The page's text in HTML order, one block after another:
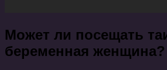
Может ли посещать
беременная женщина?